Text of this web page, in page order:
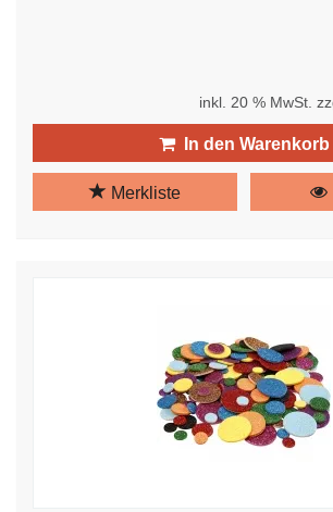
inkl. 20 % MwSt.
In den Warenkorb
Merkliste